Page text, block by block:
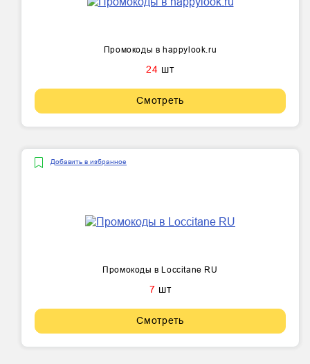
Промокоды в happylook.ru
24 шт
Смотреть
Добавить в избранное
Промокоды в Loccitane RU
7 шт
Смотреть